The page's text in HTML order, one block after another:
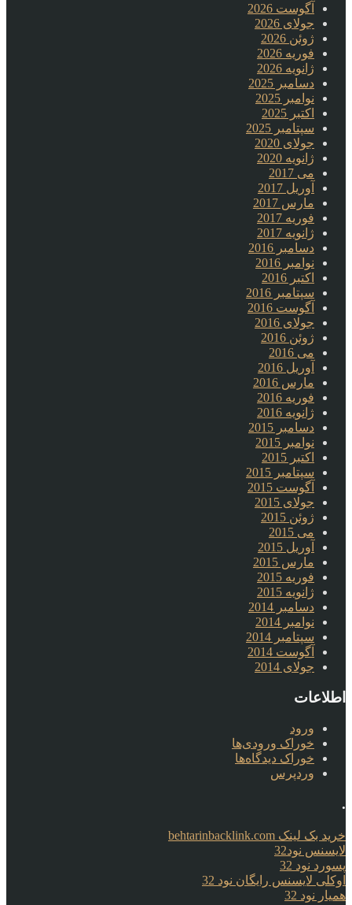
آگوست 2026
جولای 2026
ژوئن 2026
فوریه 2026
ژانویه 2026
دسامبر 2025
نوامبر 2025
اکتبر 2025
سپتامبر 2025
جولای 2020
ژانویه 2020
می 2017
آوریل 2017
مارس 2017
فوریه 2017
ژانویه 2017
دسامبر 2016
نوامبر 2016
اکتبر 2016
سپتامبر 2016
آگوست 2016
جولای 2016
ژوئن 2016
می 2016
آوریل 2016
مارس 2016
فوریه 2016
ژانویه 2016
دسامبر 2015
نوامبر 2015
اکتبر 2015
سپتامبر 2015
آگوست 2015
جولای 2015
ژوئن 2015
می 2015
آوریل 2015
مارس 2015
فوریه 2015
ژانویه 2015
دسامبر 2014
نوامبر 2014
سپتامبر 2014
آگوست 2014
جولای 2014
اطلاعات
ورود
خوراک ورودی‌ها
خوراک دیدگاه‌ها
وردپرس
.
خرید بک لینک behtarinbacklink.com
لایسنس نود32
پسورد نود 32
اوکلی لایسنس رایگان نود 32
همیار نود 32